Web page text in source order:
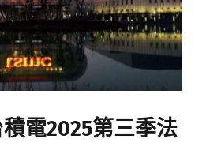
電2025第三季法